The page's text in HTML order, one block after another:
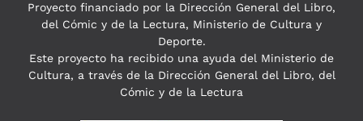
Proyecto financiado por la Dirección General del Libro,
del Cómic y de la Lectura, Ministerio de Cultura y
Deporte.
Este proyecto ha recibido una ayuda del Ministerio de
Cultura, a través de la Dirección General del Libro, del
Cómic y de la Lectura